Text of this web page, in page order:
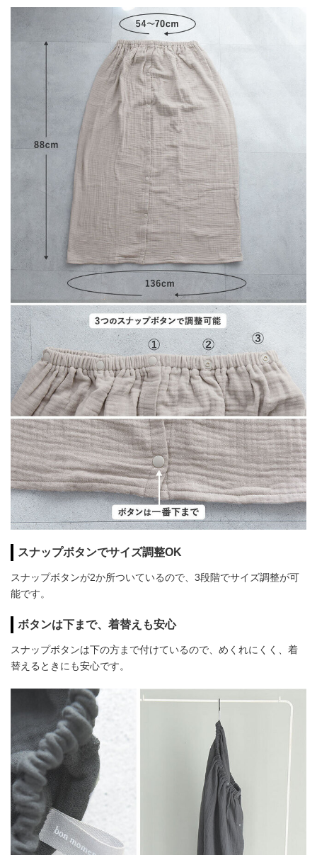
スナップボタンでサイズ調整OK
スナップボタンが2か所ついているので、3段階でサイズ調整が可
能です。
ボタンは下まで、着替えも安心
スナップボタンは下の方まで付けているので、めくれにくく、着
替えるときにも安心です。